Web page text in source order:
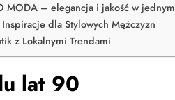
MODA – elegancja i jakość w jednym
dla Stylowych Mężczyzn
z Lokalnymi Trendami
lat 90